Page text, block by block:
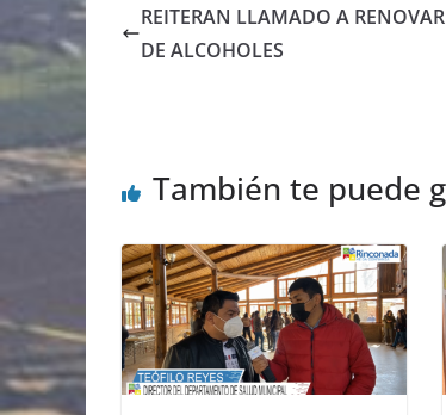
REITERAN LLAMADO A
DE ALCOHOLES
También te puede